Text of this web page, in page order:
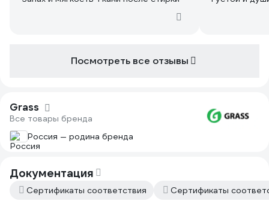
Посмотреть все отзывы
Grass
Все товары бренда
Россия — родина бренда
Документация
Сертификаты соответствия Сертификаты